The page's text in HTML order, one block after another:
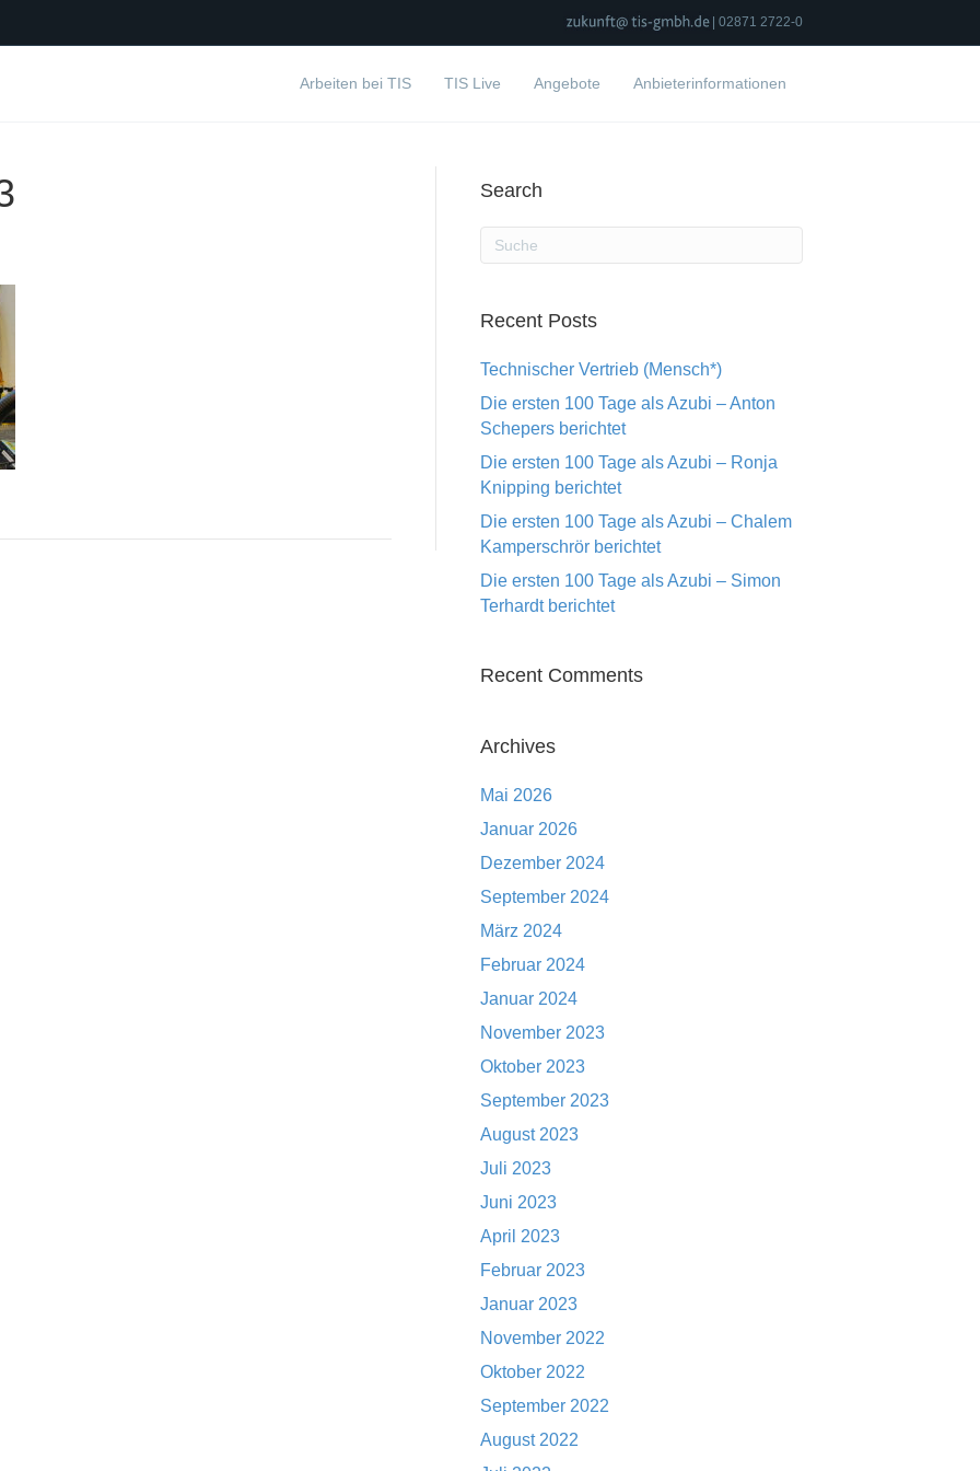
| 02871 2722-0
Arbeiten bei TIS TIS Live Angebote Anbieterinformationen
Search
Recent Posts
Technischer Vertrieb (Mensch*)
Die ersten 100 Tage als Azubi – Anton
Schepers berichtet
Die ersten 100 Tage als Azubi – Ronja
Knipping berichtet
Die ersten 100 Tage als Azubi – Chalem
Kamperschrör berichtet
Die ersten 100 Tage als Azubi – Simon
Terhardt berichtet
Recent Comments
Archives
Mai 2026
Januar 2026
Dezember 2024
September 2024
März 2024
Februar 2024
Januar 2024
November 2023
Oktober 2023
September 2023
August 2023
Juli 2023
Juni 2023
April 2023
Februar 2023
Januar 2023
November 2022
Oktober 2022
September 2022
August 2022